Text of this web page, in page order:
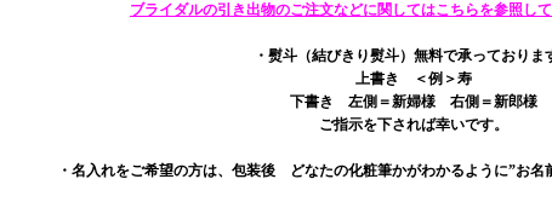
ブライダルの引き出物のご注文などに関してはこちらを参照し
・熨斗（結びきり熨斗）無料で承っておりま
上書き ＜例＞寿
下書き 左側＝新婦様 右側＝新郎様
ご指示を下されば幸いです。
・名入れをご希望の方は、包装後 どなたの化粧筆かがわかるように”お名